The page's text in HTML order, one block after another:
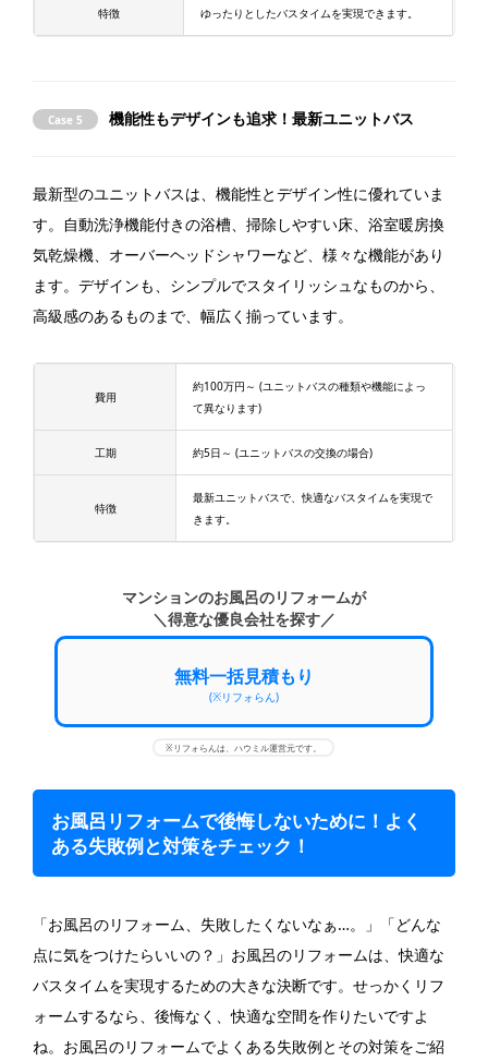
特徴 ゆったりとしたバスタイムを実現できます。
Case 5 機能性もデザインも追求！最新ユニットバス
最新型のユニットバスは、機能性とデザイン性に優れていま
す。自動洗浄機能付きの浴槽、掃除しやすい床、浴室暖房換
気乾燥機、オーバーヘッドシャワーなど、様々な機能があり
ます。デザインも、シンプルでスタイリッシュなものから、
高級感のあるものまで、幅広く揃っています。
費用
約100万円～ (ユニットバスの種類や機能によっ
て異なります)
工期 約5日～ (ユニットバスの交換の場合)
特徴
最新ユニットバスで、快適なバスタイムを実現で
きます。
マンションのお風呂のリフォームが
＼得意な優良会社を探す／
無料一括見積もり
(※リフォらん)
※リフォらんは、ハウミル運営元です。
お風呂リフォームで後悔しないために！よく
ある失敗例と対策をチェック！
「お風呂のリフォーム、失敗したくないなぁ…。」「どんな
点に気をつけたらいいの？」お風呂のリフォームは、快適な
バスタイムを実現するための大きな決断です。せっかくリフ
ォームするなら、後悔なく、快適な空間を作りたいですよ
ね。お風呂のリフォームでよくある失敗例とその対策をご紹